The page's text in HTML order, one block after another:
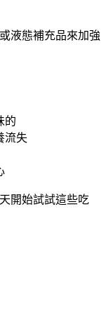
液態補充品來加強
的
流失
開始試試這些吃